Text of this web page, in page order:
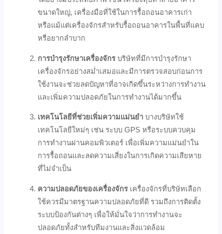
ขนาดใหญ่, เครื่องมือที่ใช้ในการรื้อถอนอาคารเก่า
หรือแม้แต่เครื่องจักรสำหรับรื้อถอนอาคารในพื้นที่แคบ
หรือยากลำบาก
การบำรุงรักษาเครื่องจักร บริษัทที่มีการบำรุงรักษา
เครื่องจักรอย่างสม่ำเสมอและมีการตรวจสอบก่อนการ
ใช้งานจะช่วยลดปัญหาที่อาจเกิดขึ้นระหว่างการทำงาน
และเพิ่มความปลอดภัยในการทำงานได้มากขึ้น
เทคโนโลยีที่ช่วยเพิ่มความแม่นยำ บางบริษัทใช้
เทคโนโลยีใหม่ๆ เช่น ระบบ GPS หรือระบบควบคุม
การทำงานผ่านคอมพิวเตอร์ เพื่อเพิ่มความแม่นยำใน
การรื้อถอนและลดความเสี่ยงในการเกิดความเสียหาย
ที่ไม่จำเป็น
ความปลอดภัยของเครื่องจักร เครื่องจักรที่บริษัทเลือก
ใช้ควรมีมาตรฐานความปลอดภัยที่ดี รวมถึงการติดตั้ง
ระบบป้องกันต่างๆ เพื่อให้มั่นใจว่าการทำงานจะ
ปลอดภัยทั้งสำหรับทีมงานและสิ่งแวดล้อม